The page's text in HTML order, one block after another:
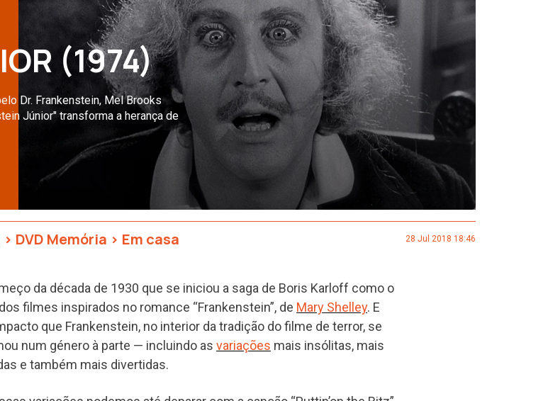
(1974)
Dr. Frankenstein, Mel Brooks
Júnior" transforma a herança de
> DVD Memória > Em casa 28 Jul 2018 18:46
da década de 1930 que se iniciou a saga de Boris Karloff como o
filmes inspirados no romance “Frankenstein”, de Mary Shelley. E
que Frankenstein, no interior da tradição do filme de terror, se
num género à parte — incluindo as variações mais insólitas, mais
e também mais divertidas.